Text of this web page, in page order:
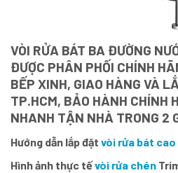
VÒI RỬA BÁT BA ĐƯỜNG
ĐƯỢC PHÂN PHỐI CHÍNH
BẾP XINH, GIAO HÀNG VÀ
TP.HCM, BẢO HÀNH CHÍNH
NHANH TẬN NHÀ TRONG 2
Hướng dẫn lắp đặt vòi rửa bát cao
Hình ảnh thực tếvòi rửa chén